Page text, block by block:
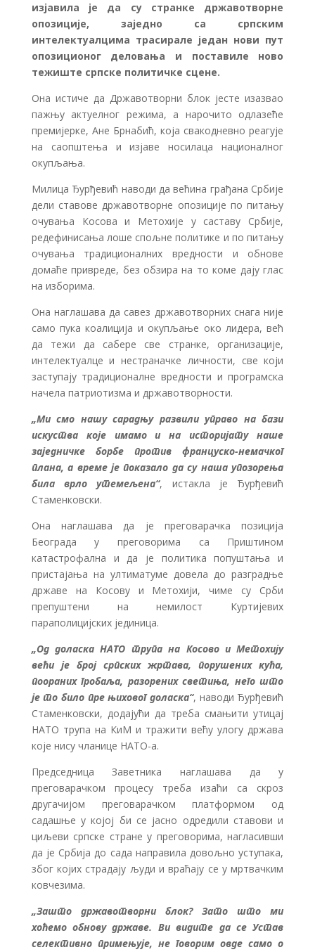
изјавила је да су странке државотворне
опозиције, заједно са српским
интелектуалцима трасирале један нови пут
опозиционог деловања и поставиле ново
тежиште српске политичке сцене.
Она истиче да Државотворни блок јесте изазвао
пажњу актуелног режима, а нарочито одлазеће
премијерке, Ане Брнабић, која свакодневно реагује
на саопштења и изјаве носилаца националног
окупљања.
Милица Ђурђевић наводи да већина грађана Србије
дели ставове државотворне опозиције по питању
очувања Косова и Метохије у саставу Србије,
редефинисања лоше спољне политике и по питању
очувања традиционалних вредности и обнове
домаће привреде, без обзира на то коме дају глас
на изборима.
Она наглашава да савез државотворних снага није
само пука коалиција и окупљање око лидера, већ
да тежи да сабере све странке, организације,
интелектуалце и нестраначке личности, све који
заступају традиционалне вредности и програмска
начела патриотизма и државотворности.
„Ми смо нашу сарадњу развили управо на бази
искуства које имамо и на историјату наше
заједничке борбе против француско-немачког
плана, а време је показало да су наша упозорења
била врло утемељена“, истакла је Ђурђевић
Стаменковски.
Она наглашава да је преговарачка позиција
Београда у преговорима са Приштином
катастрофална и да је политика попуштања и
пристајања на ултиматуме довела до разградње
државе на Косову и Метохији, чиме су Срби
препуштени на немилост Куртијевих
параполицијских јединица.
„Од доласка НАТО трупа на Косово и Метохију
већи је број српских жртава, порушених кућа,
поораних гробаља, разорених светиња, него што
је то било пре њиховог доласка“, наводи Ђурђевић
Стаменковски, додајући да треба смањити утицај
НАТО трупа на КиМ и тражити већу улогу држава
које нису чланице НАТО-а.
Председница Заветника наглашава да у
преговарачком процесу треба изаћи са скроз
другачијом преговарачком платформом од
садашње у којој би се јасно одредили ставови и
циљеви српске стране у преговорима, нагласивши
да је Србија до сада направила довољно уступака,
због којих страдају људи и враћају се у мртвачким
ковчезима.
„Зашто државотворни блок? Зато што ми
хоћемо обнову државе. Ви видите да се Устав
селективно примењује, не говорим овде само о